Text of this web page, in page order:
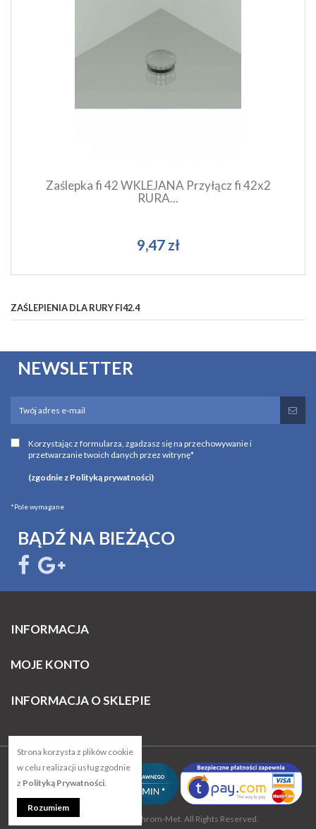
Szybki podgląd produktu
Dodaj do koszyka
Zaślepka fi 42 WKLEJANA Przyłącz fi 42x2
RURA...
9,47 zł
ZAŚLEPIENIA DLA RURY FI42.4
NEWSLETTER
Korzystając z formularza, zgadzasz się na przechowywanie i
przetwarzanie twoich danych przez witrynę*
(zgodnie z Polityką prywatności)
*Pole wymagane
BĄDŹ NA BIEŻĄCO
INFORMACJA
MOJE KONTO
INFORMACJA O SKLEPIE
© 2018 Copyright by Chrom-Met. All Rights Reserved.
Strona korzysta z plików cookie
w celu realizacji usług zgodnie
z Polityką Prywatności.
Rozumiem